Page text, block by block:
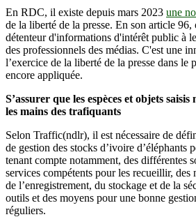
En RDC, il existe depuis mars 2023 une
de la liberté de la presse. En son article
détenteur d'informations d'intérêt public à
des professionnels des médias. C'est une
l’exercice de la liberté de la presse dans le
encore appliquée.
S’assurer que les espèces et objets
les mains des trafiquants
Selon Traffic(ndlr), il est nécessaire de
de gestion des stocks d’ivoire d’éléphants
tenant compte notamment, des différentes
services compétents pour les recueillir, des
de l’enregistrement, du stockage et de la
outils et des moyens pour une bonne
réguliers.